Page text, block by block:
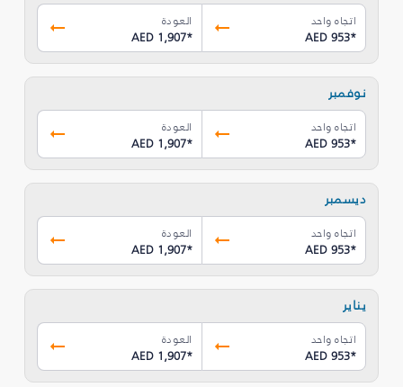
اتجاه واحد
AED 953*
العودة
AED 1,907*
نوفمبر
اتجاه واحد
AED 953*
العودة
AED 1,907*
ديسمبر
اتجاه واحد
AED 953*
العودة
AED 1,907*
يناير
اتجاه واحد
AED 953*
العودة
AED 1,907*